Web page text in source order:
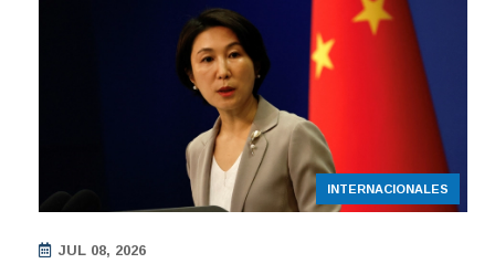
INTERNACIONALES
JUL 08, 2026